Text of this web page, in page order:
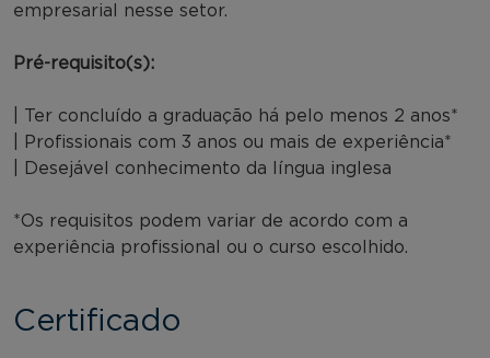
empresarial nesse setor.
Pré-requisito(s):
| Ter concluído a graduação há pelo menos 2 anos*
| Profissionais com 3 anos ou mais de experiência*
| Desejável conhecimento da língua inglesa
*Os requisitos podem variar de acordo com a
experiência profissional ou o curso escolhido.
Certificado